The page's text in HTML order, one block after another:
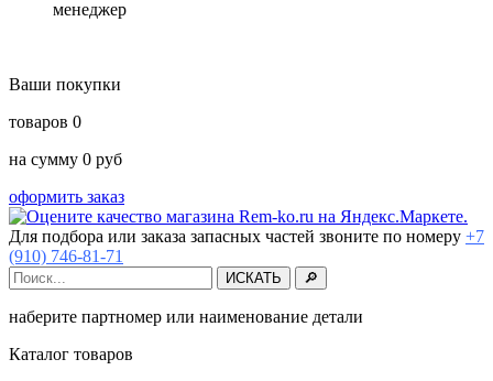
менеджер
Ваши покупки
товаров 0
на сумму 0 руб
оформить заказ
Для подбора или заказа запасных частей звоните по номеру +7
(910) 746-81-71
наберите партномер или наименование детали
Каталог товаров